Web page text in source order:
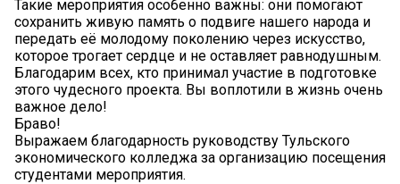
Такие мероприятия особенно важны: они помогают
сохранить живую память о подвиге нашего народа и
передать её молодому поколению через искусство,
которое трогает сердце и не оставляет равнодушным.
Благодарим всех, кто принимал участие в подготовке
этого чудесного проекта. Вы воплотили в жизнь очень
важное дело!
Браво!
Выражаем благодарность руководству Тульского
экономического колледжа за организацию посещения
студентами мероприятия.